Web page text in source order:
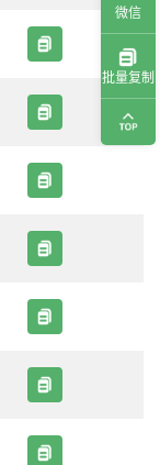
微信
批量复制